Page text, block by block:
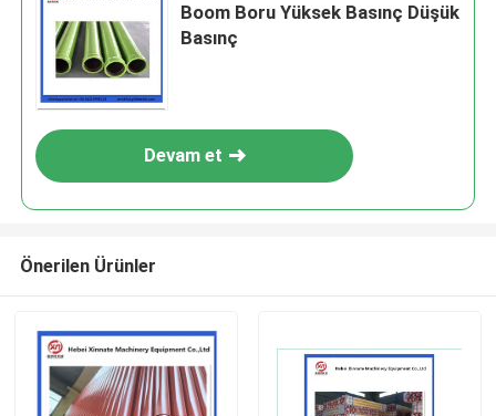
Boom Boru Yüksek Basınç Düşük
Basınç
Devam et
Önerilen Ürünler